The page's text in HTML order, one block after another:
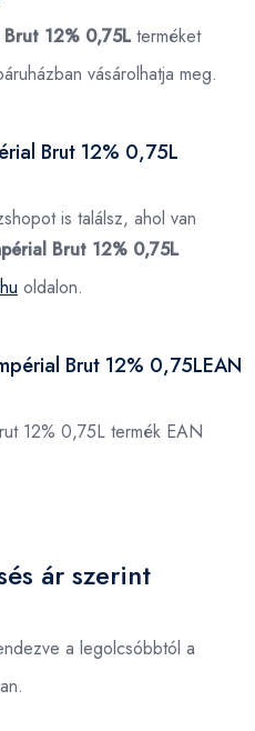
12% 0,75Lterméket
vásárolhatja meg.
Brut 12% 0,75L
is találsz, ahol van
Brut 12% 0,75L
oldalon.
Brut 12% 0,75LEAN
12% 0,75L termék EAN
ár szerint
a legolcsóbbtól a